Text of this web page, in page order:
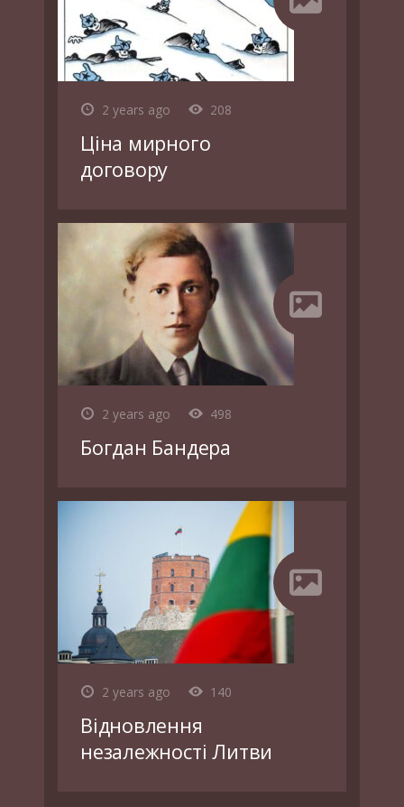
2 years ago 208
Ціна мирного
договору
2 years ago 498
Богдан Бандера
2 years ago 140
Відновлення
незалежності Литви